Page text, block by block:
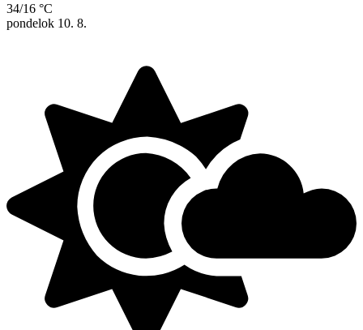
34/16 °C
pondelok 10. 8.